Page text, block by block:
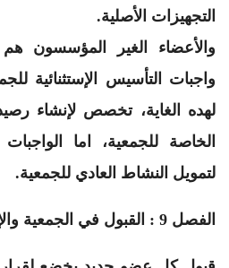
التجهيزات الأصلية.
والأعضاء الغير المؤسسون
واجبات التأسيس الإستثنائية
لهده الغاية، تخصص لإنشاء
الخاصة للجمعية، اما
لتمويل النشاط العادي للجمعية.
الفصل 9 : القبول في الجمعية والإنتخاب.